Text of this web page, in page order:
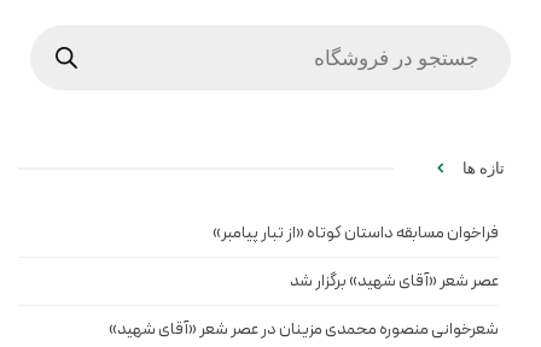
تازه ها
فراخوان مسابقه داستان کوتاه «از تبار پیامبر»
عصر شعر «آقای شهید» برگزار شد
شعرخوانی منصوره محمدی مزینان در عصر شعر «آقای شهید»